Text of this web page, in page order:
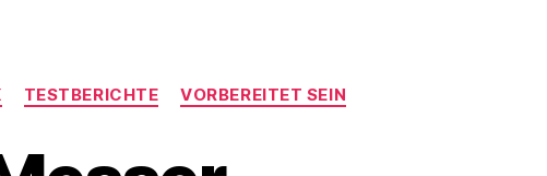
TESTBERICHTE VORBEREITET SEIN